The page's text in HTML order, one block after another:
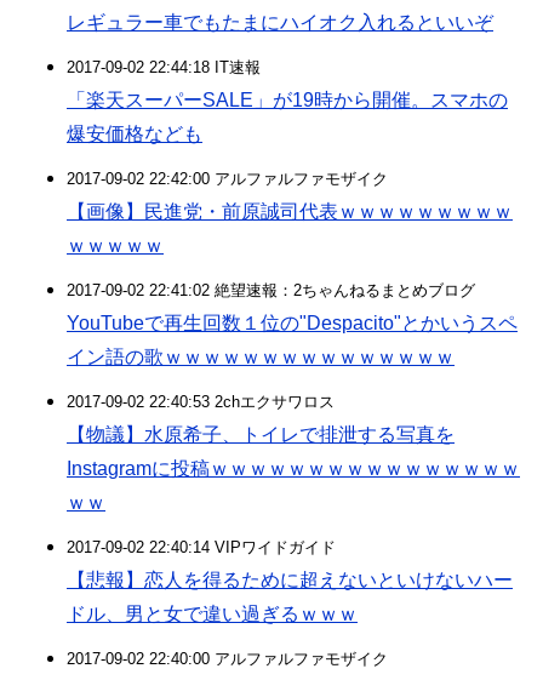
レギュラー車でもたまにハイオク入れるといいぞ
2017-09-02 22:44:18 IT速報
「楽天スーパーSALE」が19時から開催。スマホの
爆安価格なども
2017-09-02 22:42:00 アルファルファモザイク
【画像】民進党・前原誠司代表ｗｗｗｗｗｗｗｗｗ
ｗｗｗｗｗ
2017-09-02 22:41:02 絶望速報：2ちゃんねるまとめブログ
YouTubeで再生回数１位の"Despacito"とかいうスペ
イン語の歌ｗｗｗｗｗｗｗｗｗｗｗｗｗｗｗ
2017-09-02 22:40:53 2chエクサワロス
【物議】水原希子、トイレで排泄する写真を
Instagramに投稿ｗｗｗｗｗｗｗｗｗｗｗｗｗｗｗｗ
ｗｗ
2017-09-02 22:40:14 VIPワイドガイド
【悲報】恋人を得るために超えないといけないハー
ドル、男と女で違い過ぎるｗｗｗ
2017-09-02 22:40:00 アルファルファモザイク